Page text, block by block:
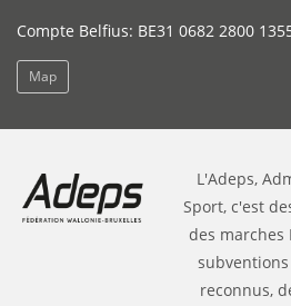
Compte Belfius: BE31 0682 2800
Map
L'Adeps,
Sport, c'est
des marches
reconnus,